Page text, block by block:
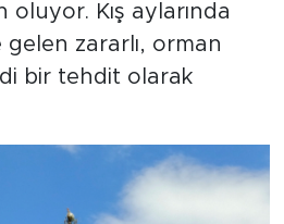
oluyor. Kış aylarında
zararlı, orman
bir tehdit olarak